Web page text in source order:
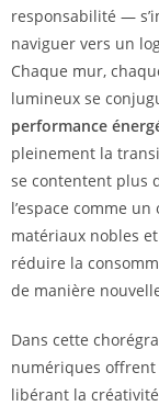
responsabilité —
naviguer vers un
Chaque mur,
lumineux se
performance
pleinement la
se contentent plus
l’espace comme
matériaux nobles
réduire la
de manière
Dans cette
numériques
libérant la